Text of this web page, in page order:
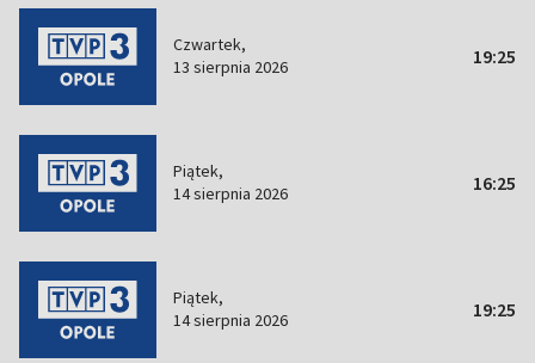
Czwartek,
13 sierpnia 2026
19:25
Piątek,
14 sierpnia 2026
16:25
Piątek,
14 sierpnia 2026
19:25